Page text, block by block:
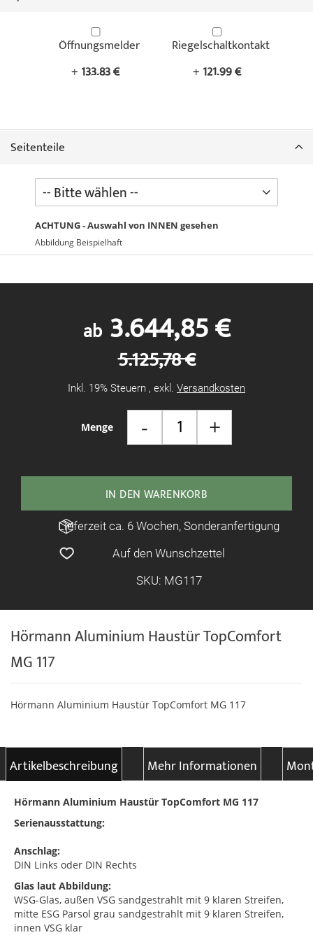
Hörmann Aluminium Haustür TopComfort
MG 117
Menge - +
ab 3.644,85 €
5.125,78 €
Inkl. 19% Steuern , exkl. Versandkosten
IN DEN WARENKORB
Lieferzeit ca. 6 Wochen, Sonderanfertigung
Auf den Wunschzettel
SKU: MG117
Hörmann Aluminium Haustür TopComfort MG 117
Öffnungsmelder
+ 133,83 €
Riegelschaltkontakt
+ 121,99 €
Seitenteile
ACHTUNG - Auswahl von INNEN gesehen
Abbildung Beispielhaft
Artikelbeschreibung Mehr Informationen
Hörmann Aluminium Haustür TopComfort MG 117
Serienausstattung:
Anschlag:
DIN Links oder DIN Rechts
Glas laut Abbildung:
WSG-Glas, außen VSG sandgestrahlt mit 9 klaren Streifen,
mitte ESG Parsol grau sandgestrahlt mit 9 klaren Streifen,
innen VSG klar